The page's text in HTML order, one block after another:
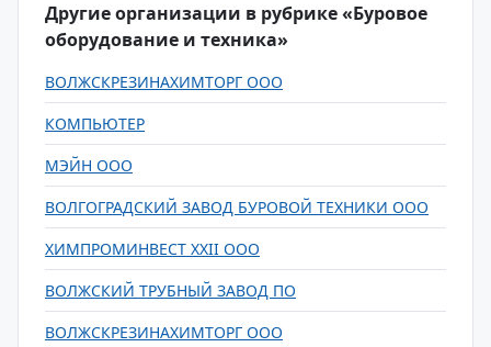
Другие организации в рубрике «Буровое
оборудование и техника»
ВОЛЖСКРЕЗИНАХИМТОРГ ООО
КОМПЬЮТЕР
МЭЙН ООО
ВОЛГОГРАДСКИЙ ЗАВОД БУРОВОЙ ТЕХНИКИ ООО
ХИМПРОМИНВЕСТ XXII ООО
ВОЛЖСКИЙ ТРУБНЫЙ ЗАВОД ПО
ВОЛЖСКРЕЗИНАХИМТОРГ ООО